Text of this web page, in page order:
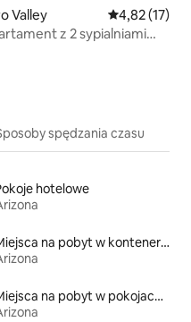
Valley Średnia
4,82 (17)
z 2 sypialniami
spędzania czasu
hotelowe
Miejsca na pobyt w kontenerach
Miejsca na pobyt w pokojach prywatnych z łazienką